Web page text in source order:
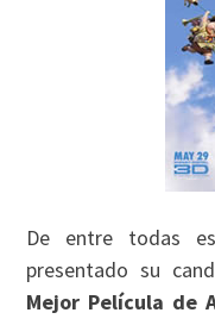
De entre todas
presentado su
Mejor Película de